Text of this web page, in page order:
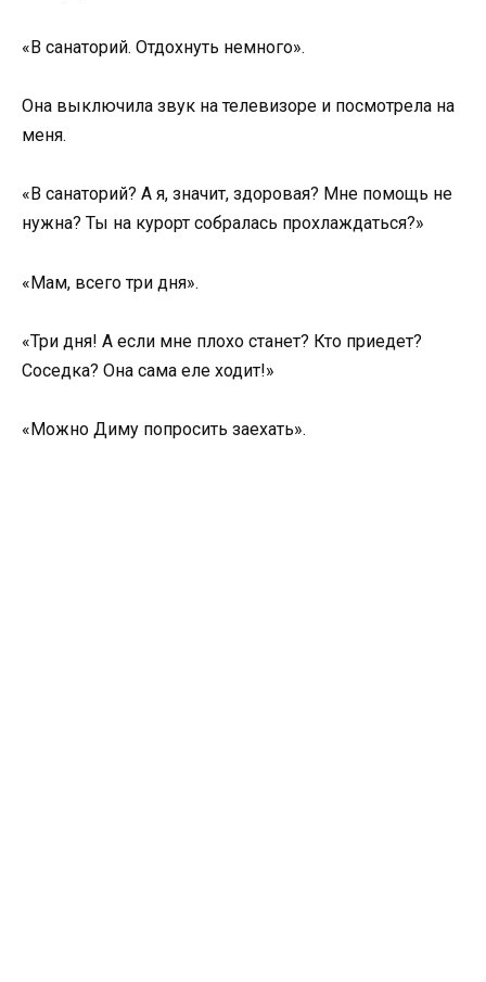
«В санаторий. Отдохнуть немного».
Она выключила звук на телевизоре и посмотрела на
меня.
«В санаторий? А я, значит, здоровая? Мне помощь не
нужна? Ты на курорт собралась прохлаждаться?»
«Мам, всего три дня».
«Три дня! А если мне плохо станет? Кто приедет?
Соседка? Она сама еле ходит!»
«Можно Диму попросить заехать».